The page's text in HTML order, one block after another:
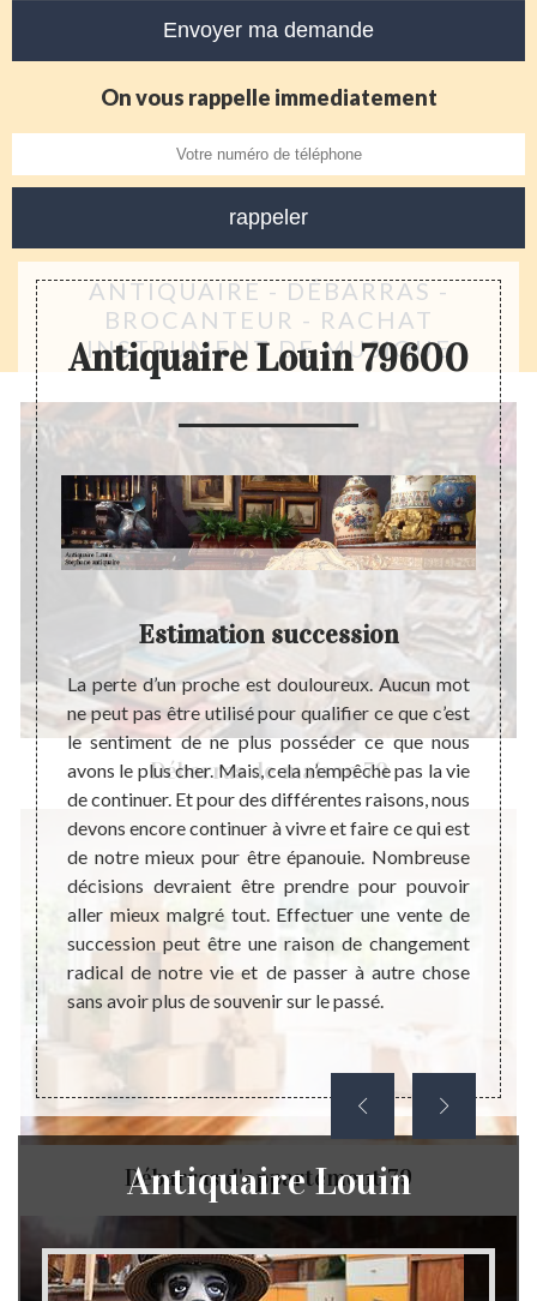
On vous rappelle immediatement
ANTIQUAIRE - DÉBARRAS -
BROCANTEUR - RACHAT
INSTRUMENT DE MUSIQUE
Débarras de maison 79
Débarras d'appartement 79
Antiquaire Louin 79600
se
le
un
des
une
en
de
Estimation succession
La perte d’un proche est douloureux. Aucun mot
ne peut pas être utilisé pour qualifier ce que c’est
le sentiment de ne plus posséder ce que nous
avons le plus cher. Mais, cela n’empêche pas la vie
de continuer. Et pour des différentes raisons, nous
devons encore continuer à vivre et faire ce qui est
de notre mieux pour être épanouie. Nombreuse
décisions devraient être prendre pour pouvoir
aller mieux malgré tout. Effectuer une vente de
succession peut être une raison de changement
radical de notre vie et de passer à autre chose
sans avoir plus de souvenir sur le passé.
et
pas
un
une
que
ne
Antiquaire Louin